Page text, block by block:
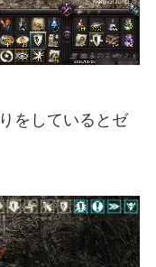
をしているとゼ